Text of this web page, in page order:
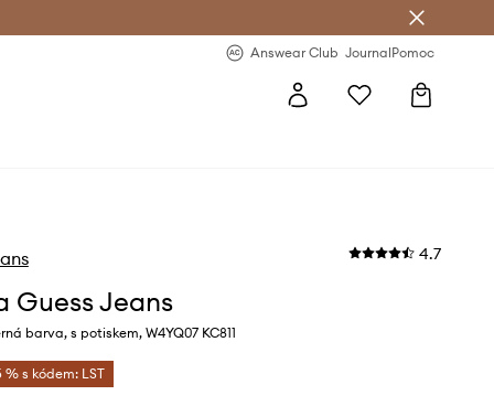
Answear Club JournalPomoc
4.7
Guess Jeans
barva, s potiskem, W4YQ07 KC811
% s kódem: LST